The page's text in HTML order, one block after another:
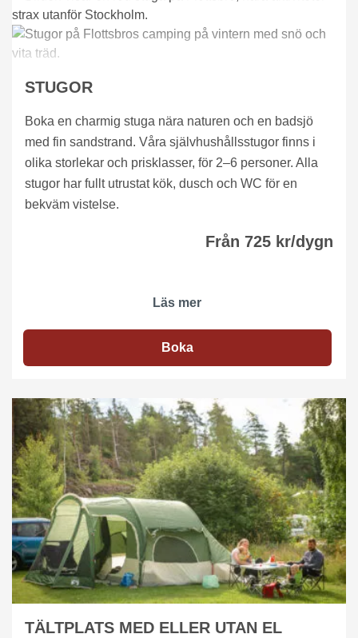
STUGOR
Boka en charmig stuga nära naturen och en badsjö
med fin sandstrand. Våra självhushållsstugor finns i
olika storlekar och prisklasser, för 2–6 personer. Alla
stugor har fullt utrustat kök, dusch och WC för en
bekväm vistelse.
Från 725 kr/dygn
Läs mer
Boka
TÄLTPLATS MED ELLER UTAN EL